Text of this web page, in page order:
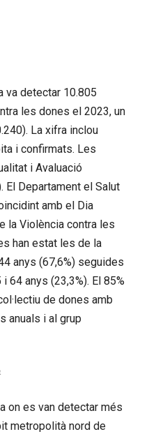
va detectar 10.805
les dones el 2023, un
La xifra inclou
i confirmats. Les
i Avaluació
El Departament el Salut
amb el Dia
la Violència contra les
han estat les de la
anys (67,6%) seguides
64 anys (23,3%). El 85%
de dones amb
anuals i al grup
on es van detectar més
metropolità nord de